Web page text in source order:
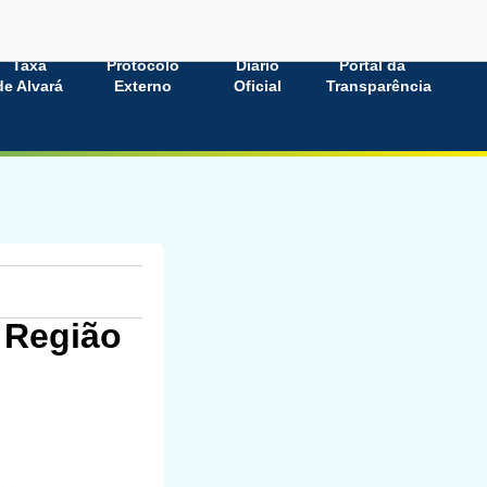
Taxa
Alvará
Protocolo
Externo
Diário
Oficial
Portal da
Transparência